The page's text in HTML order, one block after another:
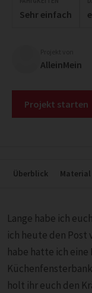
Sehr einfach
AlleinMein
Projekt starten
Überblick Material
Lange habe ich
ich heute den
habe hatte ich
holt ihr euch den